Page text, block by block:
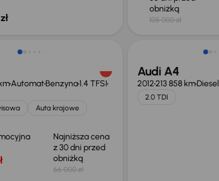
obniżką
105 000 zł
AutomatBenzyna1.4 TFSI
Auta krajowe
Najniższa cena
z 30 dni przed
obniżką
66 000 zł
Audi A4
2012213 858 kmDiesel
2.0 TDI